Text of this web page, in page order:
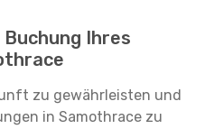
Ihres
zu gewährleisten und
in Samothrace zu